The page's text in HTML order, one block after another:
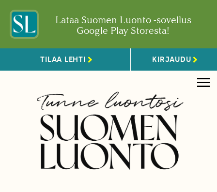
Lataa Suomen Luonto -sovellus
Google Play Storesta!
TILAA LEHTI KIRJAUDU